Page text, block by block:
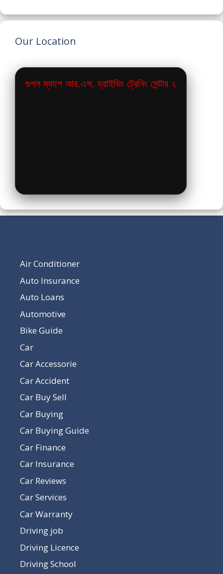
Our Location
গুগল ম্যাপে আর.এস. ড্রাইভিং ট্রেনিং সেন্টার ২
Air Conditioner
Auto Insurance
Auto Loans
Automotive
Bike Guide
Car
Car Accessorie
Car Accident
Car Buy Sell
Car Buying
Car Buying Guide
Car Finance
Car Insurance
Car Reviews
Car Services
Car Warranty
Driving job
Driving Licence
Driving School